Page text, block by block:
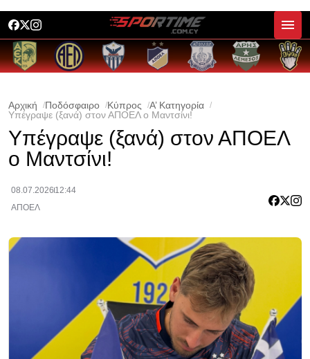
Αρχική Ποδόσφαιρο Κύπρος
Α’ Κατηγορία
Υπέγραψε (ξανά) στον ΑΠΟΕΛ ο Μαντσίνι!
Υπέγραψε (ξανά) στον ΑΠΟΕΛ
ο Μαντσίνι!
08.07.2026 12:44
ΑΠΟΕΛ